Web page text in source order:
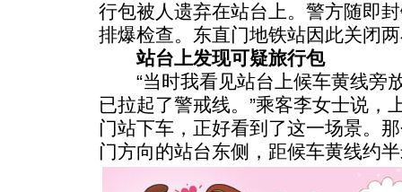
行包被人遗弃在站台上。警方随即
排爆检查。东直门地铁站因此关闭
站台上发现可疑旅行包
“当时我看见站台上候车黄线旁
已拉起了警戒线。”乘客李女士说，
门站下车，正好看到了这一场景。
门方向的站台东侧，距候车黄线约